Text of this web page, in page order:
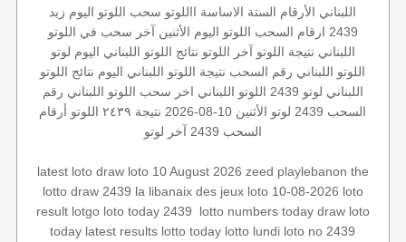
اللبناني الأرقام الستة الاساسة االلوتو سحب اللوتو اليوم زيد
2439 ارقام السحب اللوتو اليوم الأثنين آخر سحب في اللوتو
اللبناني نتيجة اللوتو آخر اللوتو نتائج اللوتو اللبناني اليوم لوتو
اللوتو اللبناني رقم السحب نتيجة اللوتو اللبناني اليوم نتائج اللوتو
اللبناني لوتو 2439 اللوتو اللبناني اخر سحب اللوتو اللبناني رقم
السحب 2439
لوتو الأثنين 10-08-2026 نتيجة ٢٤٣٩
اللوتو أرقام
السحب 2439
آخر لوتو
latest loto draw loto 10 August 2026 zeed playlebanon the
lotto draw 2439 la libanaix des jeux loto 10-08-2026 loto
result lotgo loto today 2439 lotto numbers today draw loto
today latest results lotto today lotto lundi loto no 2439